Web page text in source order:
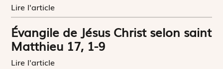
Lire l'article
Évangile de Jésus Christ selon saint
Matthieu 17, 1-9
Lire l'article